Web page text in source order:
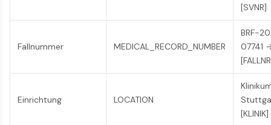
[SVNR]
Fallnummer MEDICAL_RECORD_NUMBER
BRF-
07741
Einrichtung LOCATION
[KLINIK]